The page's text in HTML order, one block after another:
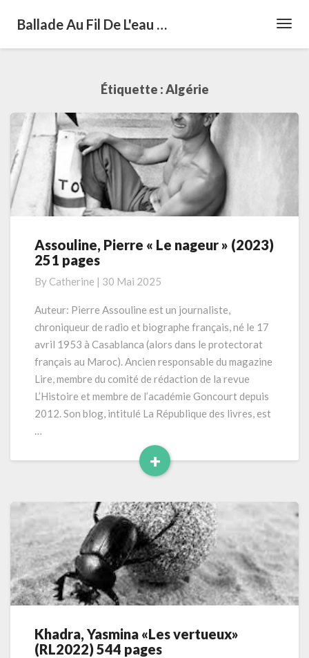
Ballade Au Fil De L'eau …
Étiquette :Algérie
Assouline,
Pierre
nageur »
(2023)
pages
Assouline, Pierre « Le nageur » (2023)
251 pages
By Catherine | 30 Mai 2025
Auteur: Pierre Assouline est un journaliste,
chroniqueur de radio et biographe français, né le 17
avril 1953 à Casablanca (alors dans le protectorat
français au Maroc). Ancien responsable du magazine
Lire, membre du comité de rédaction de la revue
L’Histoire et membre de l’académie Goncourt depuis
2012. Son blog, intitulé La République des livres, est
…
+
Read
Khadra,
Yasmina
Khadra, Yasmina «Les vertueux»
(RL2022) 544 pages